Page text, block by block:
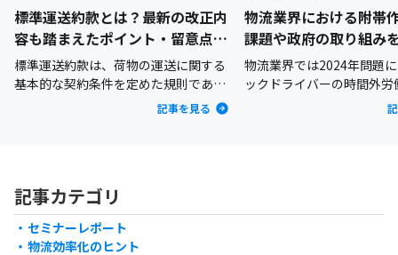
標準運送約款とは？最新の改正内
容も踏まえたポイント・留意点を
詳しく解説
標準運送約款は、荷物の運送に関する
基本的な契約条件を定めた規則であ
り、荷主企業と運送事業者業者との間
にとって重要な運送契約の変更が加え
られ、業務運営やリスク管理に新たな
対応が求められるようになりました。
記事を見る
物流業界における附帯
課題や政府の取り組み
説
物流業界では2024年問題
ックドライバーの時間外
れることとなり、働き方
負担軽減や長時間労働の改
記事カテゴリ
セミナーレポート
物流効率化のヒント